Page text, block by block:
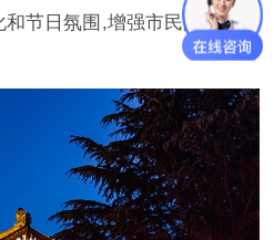
节日氛围,增强市民的节日感